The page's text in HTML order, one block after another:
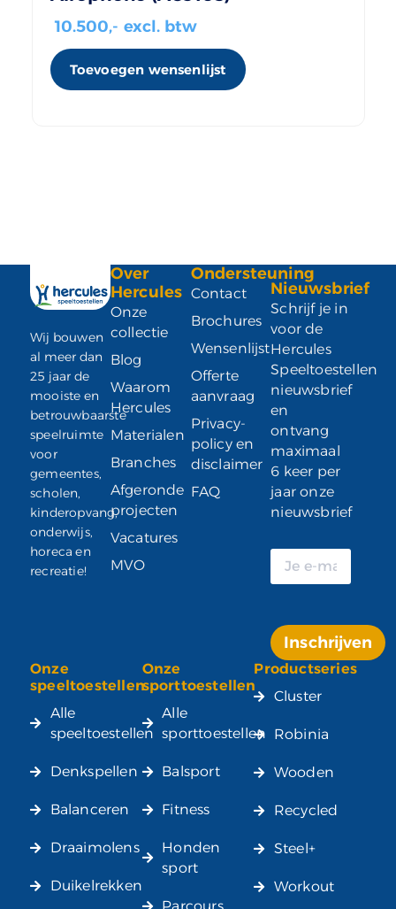
10.500,- excl. btw
Toevoegen wensenlijst
Wij bouwen
al meer dan
25 jaar de
mooiste en
betrouwbaarste
speelruimte
voor
gemeentes,
scholen,
kinderopvang,
onderwijs,
horeca en
recreatie!
Over
Hercules
Onze
collectie
Blog
Waarom
Hercules
Materialen
Branches
Afgeronde
projecten
Vacatures
MVO
Ondersteuning
Contact
Brochures
Wensenlijst
Offerte
aanvraag
Privacy-
policy en
disclaimer
FAQ
Nieuwsbrief
Schrijf je in
voor de
Hercules
Speeltoestellen
nieuwsbrief
en
ontvang
maximaal
6 keer per
jaar onze
nieuwsbrief
Inschrijven
Alternative:
Onze
speeltoestellen
Alle
speeltoestellen
Denkspellen
Balanceren
Draaimolens
Duikelrekken
Onze
sporttoestellen
Alle
sporttoestellen
Balsport
Fitness
Honden
sport
Productseries
Cluster
Robinia
Wooden
Recycled
Steel+
Workout